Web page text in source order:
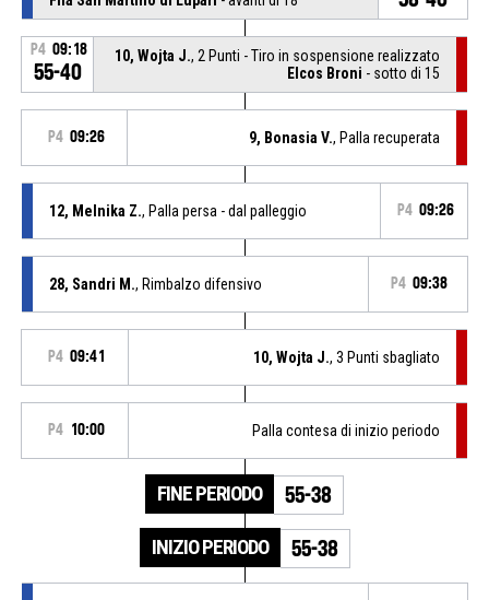
P4 09:18
55-40
10, Wojta J., 2 Punti - Tiro in sospensione realizzato
Elcos Broni - sotto di 15
P4 09:26 9, Bonasia V., Palla recuperata
12, Melnika Z., Palla persa - dal palleggio P4 09:26
28, Sandri M., Rimbalzo difensivo P4 09:38
P4 09:41 10, Wojta J., 3 Punti sbagliato
P4 10:00 Palla contesa di inizio periodo
FINE PERIODO 55-38
INIZIO PERIODO 55-38